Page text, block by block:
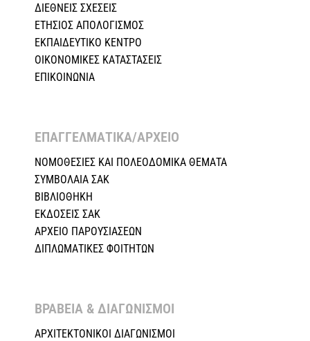
ΔΙΕΘΝΕΙΣ ΣΧΕΣEIΣ
ΕΤΗΣΙΟΣ ΑΠΟΛΟΓΙΣΜΟΣ
ΕΚΠΑΙΔΕΥΤΙΚΟ ΚΕΝΤΡΟ
ΟΙΚΟΝΟΜΙΚΕΣ ΚΑΤΑΣΤΑΣΕΙΣ
ΕΠΙΚΟΙΝΩΝΙΑ
ΕΠΑΓΓΕΛΜΑΤΙΚΑ/ΑΡΧΕΙΟ ​
ΝΟΜΟΘΕΣΙΕΣ KAI ΠΟΛΕΟΔΟΜΙΚΑ ΘΕΜΑΤΑ
ΣΥΜΒΟΛΑΙΑ ΣΑΚ
ΒΙΒΛΙΟΘΗΚΗ
ΕΚΔΟΣΕΙΣ ΣΑΚ
ΑΡΧΕΙΟ ΠΑΡΟΥΣΙΑΣΕΩΝ
ΔΙΠΛΩΜΑΤΙΚΕΣ ΦΟΙΤΗΤΩΝ
ΒΡΑΒΕΙΑ & ΔΙΑΓΩΝΙΣΜΟΙ ​
ΑΡΧΙΤΕΚΤΟΝΙΚΟΙ ΔΙΑΓΩΝΙΣΜΟΙ